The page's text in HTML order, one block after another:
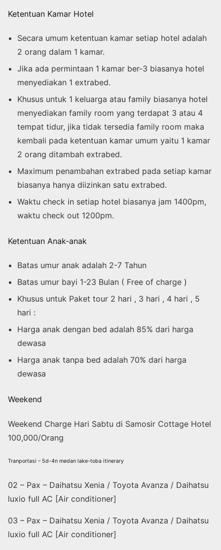
Ketentuan Kamar Hotel
Secara umum ketentuan kamar setiap hotel adalah
2 orang dalam 1 kamar.
Jika ada permintaan 1 kamar ber-3 biasanya hotel
menyediakan 1 extrabed.
Khusus untuk 1 keluarga atau family biasanya hotel
menyediakan family room yang terdapat 3 atau 4
tempat tidur, jika tidak tersedia family room maka
kembali pada ketentuan kamar umum yaitu 1 kamar
2 orang ditambah extrabed.
Maximum penambahan extrabed pada setiap kamar
biasanya hanya diizinkan satu extrabed.
Waktu check in setiap hotel biasanya jam 1400pm,
waktu check out 1200pm.
Ketentuan Anak-anak
Batas umur anak adalah 2-7 Tahun
Batas umur bayi 1-23 Bulan ( Free of charge )
Khusus untuk Paket tour 2 hari , 3 hari , 4 hari , 5
hari :
Harga anak dengan bed adalah 85% dari harga
dewasa
Harga anak tanpa bed adalah 70% dari harga
dewasa
Weekend
Weekend Charge Hari Sabtu di Samosir Cottage Hotel
100,000/Orang
Tranportasi – 5d-4n medan lake-toba itinerary
02 – Pax – Daihatsu Xenia / Toyota Avanza / Daihatsu
luxio full AC [Air conditioner]
03 – Pax – Daihatsu Xenia / Toyota Avanza / Daihatsu
luxio full AC [Air conditioner]